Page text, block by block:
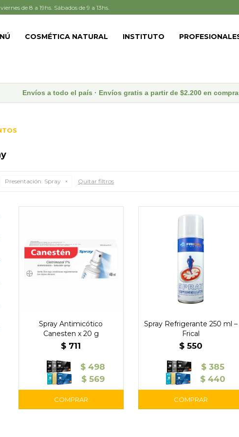
COSMÉTICA NATURAL INSTITUTO
de 8 a 19hs. Sábados de 9 a 13hs.
Envíos a todo el país · Envíos gratis a partir de $2.200 en
Presentación: Spray Quitar filtros
Spray Antimicótico
Canesten x 20 g
$ 711
$ 498
$ 569
Spray Refrigerante 250 ml –
Frical
$ 550
$ 385
$ 440